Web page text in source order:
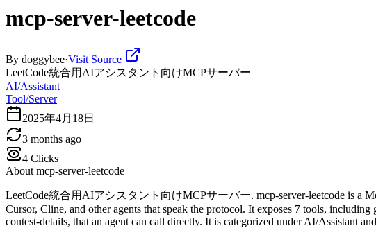
mcp-server-leetcode
By doggybee·Visit Source
LeetCode統合用AIアシスタント向けMCPサーバー
AI/Assistant
Tool/Server
2025年4月18日
3 months ago
4 Clicks
About mcp-server-leetcode
LeetCode統合用AIアシスタント向けMCPサーバー. mcp-server-leetcode is a
Cursor, Cline, and other agents that speak the protocol. It exposes 7 tools,
contest-details, that an agent can call directly. It is categorized under AI/Assistant